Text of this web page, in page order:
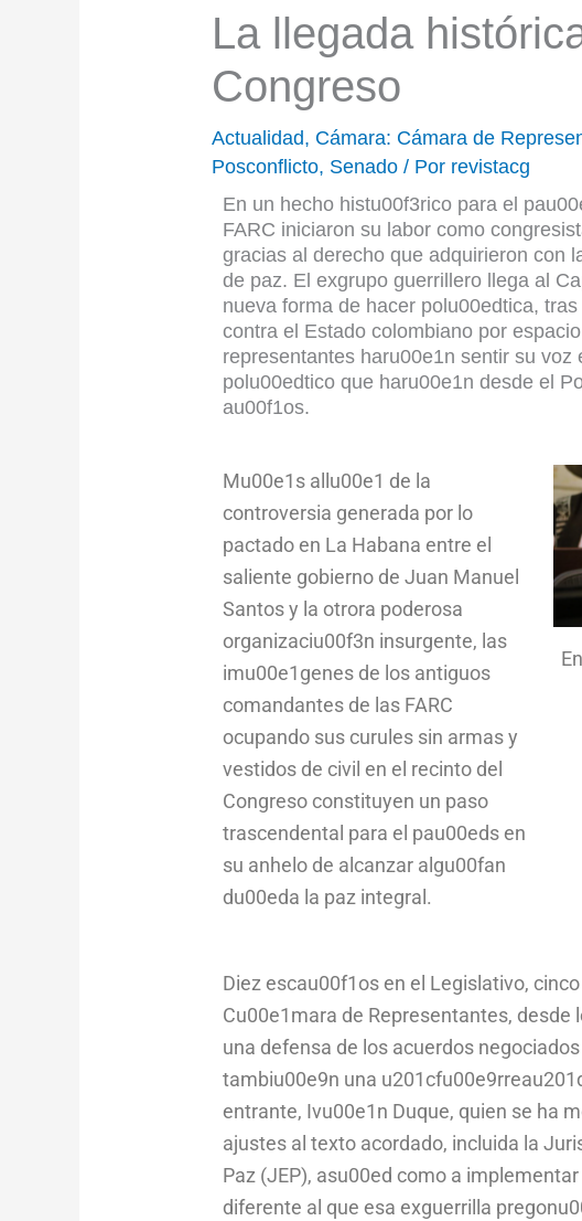
La llegada
Congreso
Actualidad, Cámara: Cámara de
Posconflicto, Senado / Por revistacg
En un hecho histu00f3rico para el
FARC iniciaron su labor como
gracias al derecho que adquirieron con
de paz. El exgrupo guerrillero llega al
nueva forma de hacer polu00edtica,
contra el Estado colombiano por
representantes haru00e1n sentir su voz
polu00edtico que haru00e1n desde el
au00f1os.
Mu00e1s allu00e1 de la
controversia generada por lo
pactado en La Habana entre el
saliente gobierno de Juan Manuel
Santos y la otrora poderosa
organizaciu00f3n insurgente, las
imu00e1genes de los antiguos
comandantes de las FARC
ocupando sus curules sin armas y
vestidos de civil en el recinto del
Congreso constituyen un paso
trascendental para el pau00eds en
su anhelo de alcanzar algu00fan
du00eda la paz integral.
Diez escau00f1os en el Legislativo,
Cu00e1mara de Representantes, desde
una defensa de los acuerdos
tambiu00e9n una
entrante, Ivu00e1n Duque, quien se ha
ajustes al texto acordado, incluida la
Paz (JEP), asu00ed como a
diferente al que esa exguerrilla